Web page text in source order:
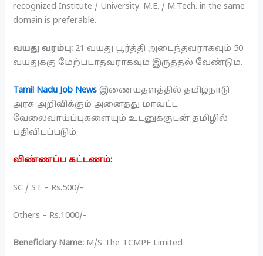
recognized Institute / University. M.E. / M.Tech. in the same
domain is preferable.
வயது வரம்பு: 21 வயது பூர்த்தி அடைந்தவராகவும் 50
வயதுக்கு மேற்படாதவராகவும் இருத்தல் வேண்டும்.
Tamil Nadu Job News இணையதளத்தில் தமிழ்நாடு
அரசு அறிவிக்கும் அனைத்து மாவட்ட
வேலைவாய்ப்புகளையும் உடனுக்குடன் தமிழில்
பதிவிடப்படும்.
விண்ணப்ப கட்டணம்:
SC / ST – Rs.500/-
Others – Rs.1000/-
Beneficiary Name: M/S The TCMPF Limited